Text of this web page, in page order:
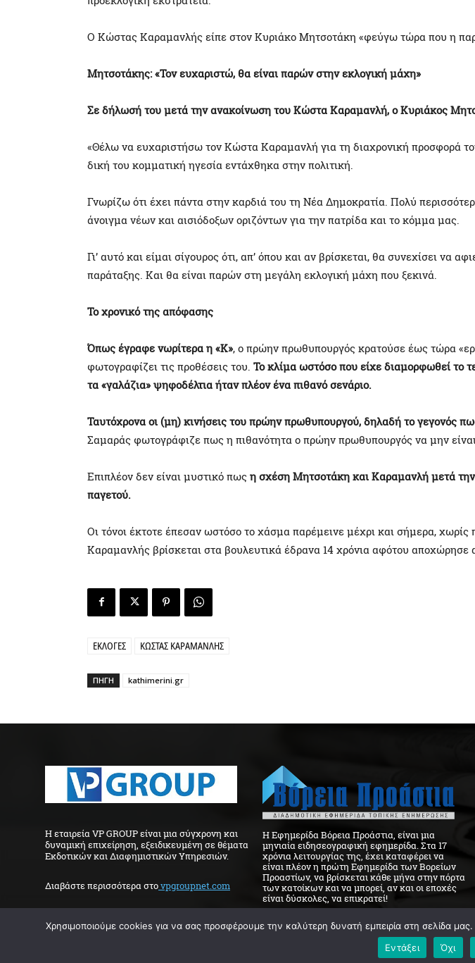
Ο Κώστας Καραμανλής είπε στον Κυριάκο Μητσοτάκη «φεύγω τώρα που η
Μητσοτάκης: «Τον ευχαριστώ, θα είναι παρών στην εκλογική μάχη»
Σε δήλωσή του μετά την ανακοίνωση του Κώστα Καραμανλή, ο Κυριάκος
«Θέλω να ευχαριστήσω τον Κώστα Καραμανλή για τη διαχρονική προσφορά
δική του κομματική ηγεσία εντάχθηκα στην πολιτική.
Γνωρίζω ότι έχει πάντα στην καρδιά του τη Νέα Δημοκρατία. Πολύ
άνοιγμα νέων και αισιόδοξων οριζόντων για την πατρίδα και το κόμμα μας.
Γι’ αυτό και είμαι σίγουρος ότι, απ’ όπου και αν βρίσκεται, θα συνεχίσει να
παράταξης. Και θα είναι παρών στη μεγάλη εκλογική μάχη που ξεκινά.
Το χρονικό της απόφασης
Όπως έγραφε νωρίτερα η «Κ», ο πρώην πρωθυπουργός κρατούσε έως τώρα
φωτογραφίζει τις προθέσεις του. Το κλίμα ωστόσο που είχε διαμορφωθεί το
τα «γαλάζια» ψηφοδέλτια ήταν πλέον ένα πιθανό σενάριο.
Ταυτόχρονα οι (μη) κινήσεις του πρώην πρωθυπουργού, δηλαδή το γεγονός
Σαμαράς φωτογράφιζε πως η πιθανότητα ο πρώην πρωθυπουργός να μην
Επιπλέον δεν είναι μυστικό πως η σχέση Μητσοτάκη και Καραμανλή μετά
παγετού.
Οι τόνοι έκτοτε έπεσαν ωστόσο το χάσμα παρέμεινε μέχρι και σήμερα,
Καραμανλής βρίσκεται στα βουλευτικά έδρανα 14 χρόνια αφότου αποχώρησε
ΕΚΛΟΓΈΣ ΚΏΣΤΑΣ ΚΑΡΑΜΑΝΛΉΣ
ΠΗΓΉ kathimerini.gr
H εταιρεία VP GROUP είναι μια σύγχρονη και
δυναμική επιχείρηση, εξειδικευμένη σε θέματα
Εκδοτικών και Διαφημιστικών Υπηρεσιών.
Διαβάστε περισσότερα στovpgroupnet.com
Η Εφημερίδα Βόρεια Προάστια, είναι μια
μηνιαία ειδησεογραφική εφημερίδα. Στα 17
χρόνια λειτουργίας της, έχει καταφέρει να
είναι πλέον η πρώτη Εφημερίδα των Βορείων
Προαστίων, να βρίσκεται κάθε μήνα στην πόρτα
των κατοίκων και να μπορεί, αν και οι εποχές
είναι δύσκολες, να επικρατεί!
Χρησιμοποιούμε cookies για να σας προσφέρουμε την καλύτερη δυνατή εμπειρία στη σελίδα
Εντάξει
Όχι